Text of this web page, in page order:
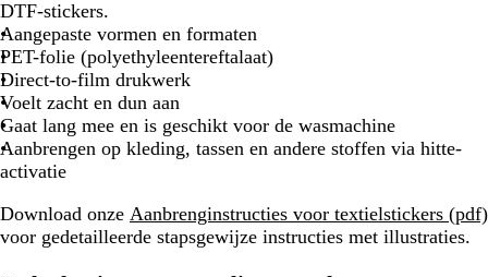
DTF-stickers.
Aangepaste vormen en formaten
PET-folie (polyethyleentereftalaat)
Direct-to-film drukwerk
Voelt zacht en dun aan
Gaat lang mee en is geschikt voor de wasmachine
Aanbrengen op kleding, tassen en andere stoffen via hitte-
activatie
Download onze Aanbrenginstructies voor textielstickers (pdf)
voor gedetailleerde stapsgewijze instructies met illustraties.